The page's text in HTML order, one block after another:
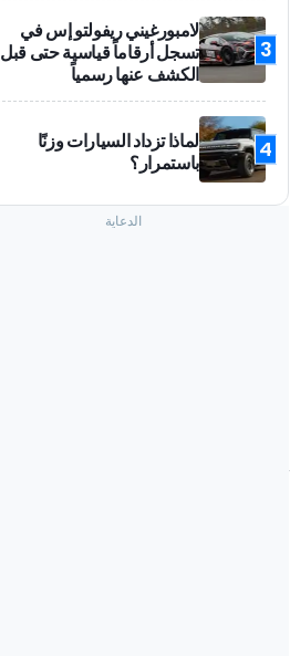
3
لامبورغيني ريفولتو إس في
تسجل أرقاماً قياسية حتى قبل
الكشف عنها رسمياً
4
لماذا تزداد السيارات وزنًا
باستمرار؟